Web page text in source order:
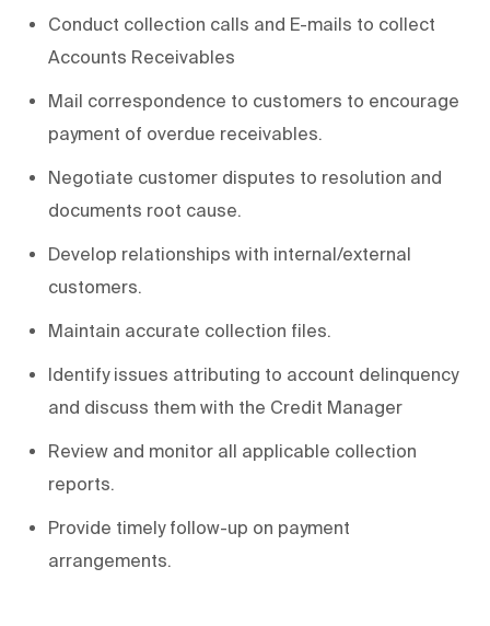
Conduct collection calls and E-mails to collect
Accounts Receivables
Mail correspondence to customers to encourage
payment of overdue receivables.
Negotiate customer disputes to resolution and
documents root cause.
Develop relationships with internal/external
customers.
Maintain accurate collection files.
Identify issues attributing to account delinquency
and discuss them with the Credit Manager
Review and monitor all applicable collection
reports.
Provide timely follow-up on payment
arrangements.